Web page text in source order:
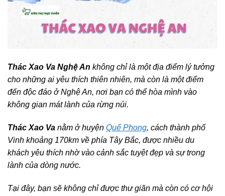
Thác Xao Va Nghệ An không chỉ là một địa điểm lý tưởng
cho những ai yêu thích thiên nhiên, mà còn là một điểm
đến độc đáo ở Nghệ An, nơi bạn có thể hòa mình vào
không gian mát lành của rừng núi.
Thác Xao Va nằm ở huyện Quế Phong, cách thành phố
Vinh khoảng 170km về phía Tây Bắc, được nhiều du
khách yêu thích nhờ vào cảnh sắc tuyệt đẹp và sự trong
lành của dòng nước.
Tại đây, bạn sẽ không chỉ được thư giãn mà còn có cơ hội